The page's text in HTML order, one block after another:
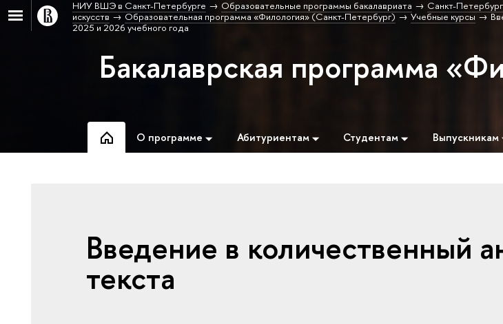
НИУ ВШЭ в Санкт-Петербурге Образовательные программы бакалавриата
Санкт-
искусств
Образовательная программа «Филология» (Санкт-Петербург) Учебные курсы
2025 и 2026 учебного года
Бакалаврская программа
О программе Абитуриентам Студентам Выпускникам
Введение в количественный
текста